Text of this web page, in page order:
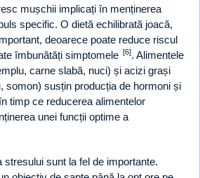
mușchii implicați în menținerea
specific. O dietă echilibrată joacă,
deoarece poate reduce riscul
îmbunătăți simptomele [6]. Alimentele
carne slabă, nuci) și acizi grași
somon) susțin producția de hormoni și
timp ce reducerea alimentelor
unei funcții optime a
stresului sunt la fel de importante.